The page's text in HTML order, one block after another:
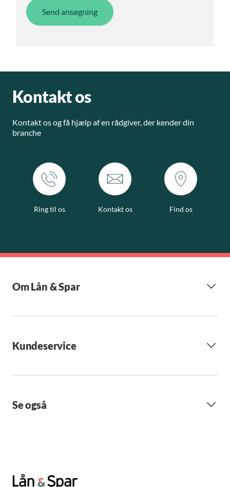
Kontakt os
Kontakt os og få hjælp af en rådgiver, der kender din
branche
Ring til os Kontakt os Find os
Om Lån & Spar
Kundeservice
Se også